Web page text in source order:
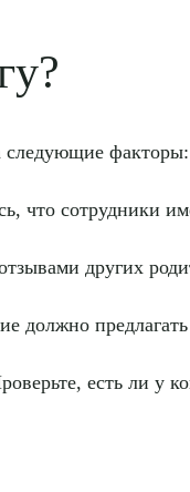
следующие факторы:
что сотрудники
других
должно
есть ли у